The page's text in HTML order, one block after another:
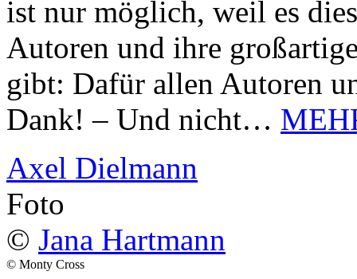
ist nur möglich, weil es
Autoren und ihre
gibt: Dafür allen Autoren
Dank! – Und nicht…
Axel Dielmann
Foto
© Jana Hartmann
© Monty Cross